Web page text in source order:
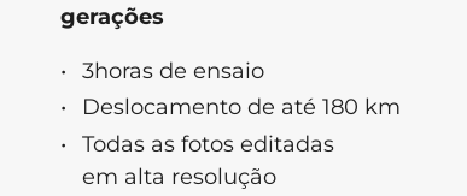
gerações
3horas de ensaio
Deslocamento de até 180 km
Todas as fotos editadas
em alta resolução